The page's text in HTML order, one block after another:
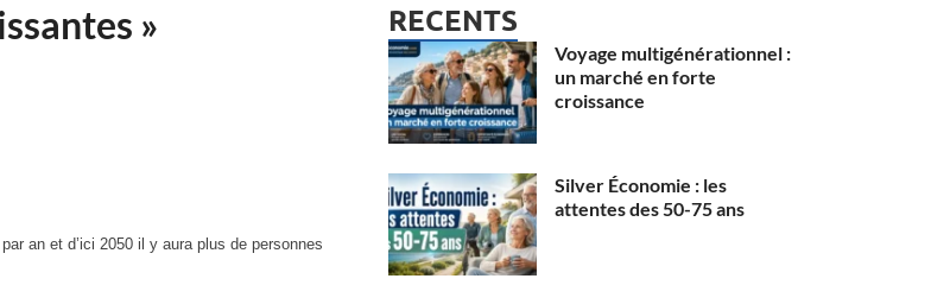
»
an et d’ici 2050 il y aura plus de personnes
RECENTS
Voyage multigénérationnel :
un marché en forte
croissance
Silver Économie : les
attentes des 50-75 ans